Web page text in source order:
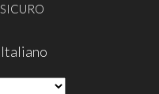
Italiano